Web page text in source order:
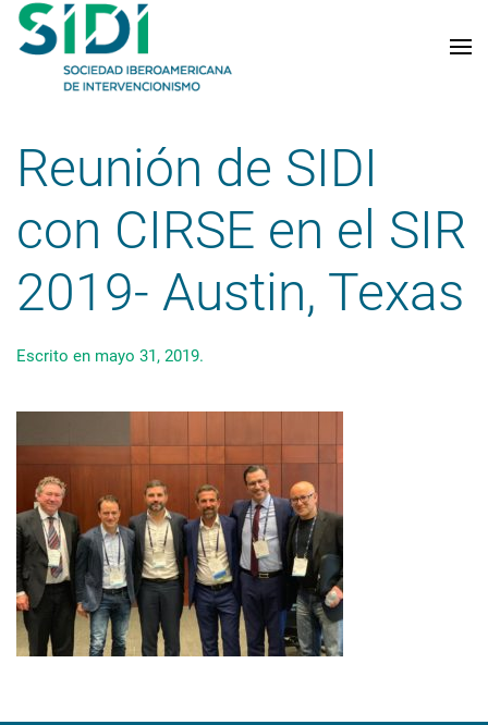
Skip to main content
Reunión de SIDI
con CIRSE en el SIR
2019- Austin, Texas
Escrito en mayo 31, 2019.